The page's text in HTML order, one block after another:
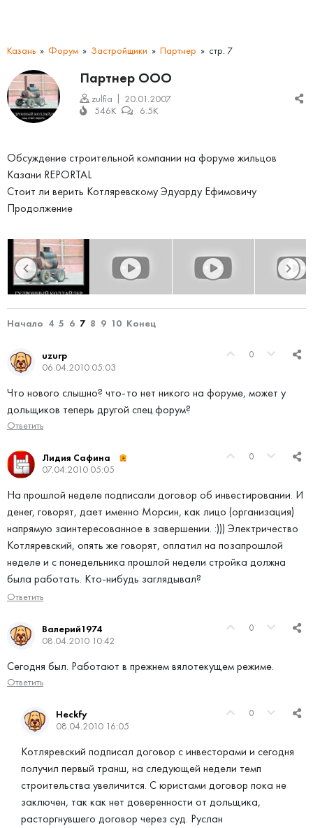
Казань Форум Застройщики Партнер стр. 7
Партнер ООО
zulfia
20.01.2007
546K
6.5K
Обсуждение строительной компании на форуме жильцов
Казани REPORTAL
Стоит ли верить Котляревскому Эдуарду Ефимовичу
Продолжение
Начало 4 5 6 7 8 9 10 Конец
0
uzurp
06.04.2010 05:03
Что нового слышно? что-то нет никого на форуме, может у
дольщиков теперь другой спец.форум?
Ответить
0
Лидия Сафина
07.04.2010 05:05
На прошлой неделе подписали договор об инвестировании. И
денег, говорят, дает именно Морсин, как лицо (организация)
напрямую заинтересованное в завершении. :))) Электричество
Котляревский, опять же говорят, оплатил на позапрошлой
неделе и с понедельника прошлой недели стройка должна
была работать. Кто-нибудь заглядывал?
Ответить
0
Валерий1974
08.04.2010 10:42
Сегодня был. Работают в прежнем вялотекущем режиме.
Ответить
0
Heckfy
08.04.2010 16:05
Котляревский подписал договор с инвесторами и сегодня
получил первый транш, на следующей недели темп
строительства увеличится. С юристами договор пока не
заключен, так как нет доверенности от дольщика,
расторгнувшего договор через суд. Руслан